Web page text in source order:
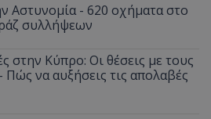
Αστυνομία - 620 οχήματα στο
συλλήψεων
στην Κύπρο: Οι θέσεις με τους
να αυξήσεις τις απολαβές